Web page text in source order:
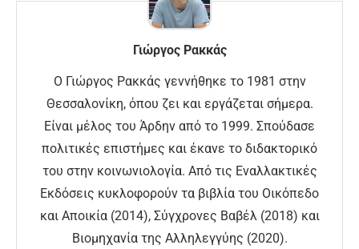
Γιώργος Ρακκάς
Ο Γιώργος Ρακκάς γεννήθηκε το 1981 στην
Θεσσαλονίκη, όπου ζει και εργάζεται σήμερα.
Είναι μέλος του Άρδην από το 1999. Σπούδασε
πολιτικές επιστήμες και έκανε το διδακτορικό
του στην κοινωνιολογία. Από τις Εναλλακτικές
Εκδόσεις κυκλοφορούν τα βιβλία του Οικόπεδο
και Αποικία (2014), Σύγχρονες Βαβέλ (2018) και
Βιομηχανία της Αλληλεγγύης (2020).